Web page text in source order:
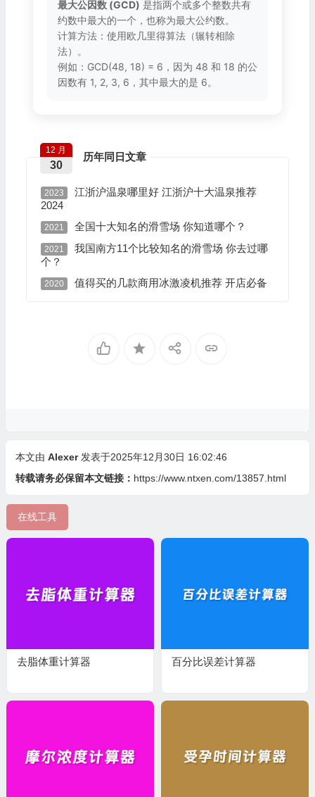
最大公因数 (GCD) 是指两个或多个整数共有
约数中最大的一个，也称为最大公约数。
计算方法：使用欧几里得算法（辗转相除
法）。
例如：GCD(48, 18) = 6，因为 48 和 18 的公
因数有 1, 2, 3, 6，其中最大的是 6。
历年同日文章
12 月
30
2023
江浙沪温泉哪里好 江浙沪十大温泉推荐
2024
2021 全国十大知名的滑雪场 你知道哪个？
2021
我国南方11个比较知名的滑雪场 你去过哪
个？
2020 值得买的几款商用冰激凌机推荐 开店必备
本文由 Alexer 发表于2025年12月30日 16:02:46
转载请务必保留本文链接： https://www.ntxen.com/13857.html
在线工具
去脂体重计算器 百分比误差计算器